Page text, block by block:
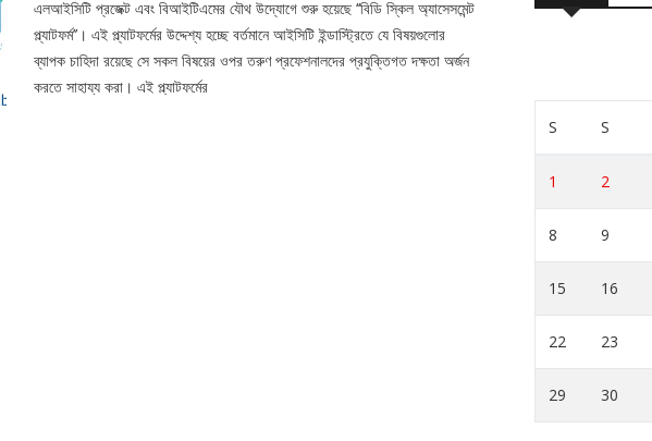
এলআইসিটি প্রজেক্ট এবং বিআইটিএমের যৌথ উদ্যোগে শুরু হয়েছে ‘‘বিডি স্কিল অ্যাসেসমেন্ট
প্ল্যাটফর্ম’’। এই প্ল্যাটফর্মের উদ্দেশ্য হচ্ছে বর্তমানে আইসিটি ইন্ডাস্ট্রিতে যে বিষয়গুলোর
ব্যাপক চাহিদা রয়েছে সে সকল বিষয়ের ওপর তরুণ প্রফেশনালদের প্রযুক্তিগত দক্ষতা অর্জন
করতে সাহায্য করা। এই প্ল্যাটফর্মের
S S
1 2
8 9
15 16
22 23
29 30